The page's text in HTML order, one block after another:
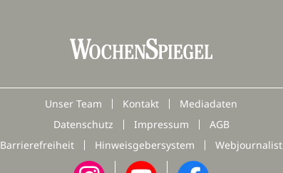
Unser Team Kontakt
Mediadaten
Datenschutz
Impressum
AGB
Barrierefreiheit
Hinweisgebersystem Webjournalist